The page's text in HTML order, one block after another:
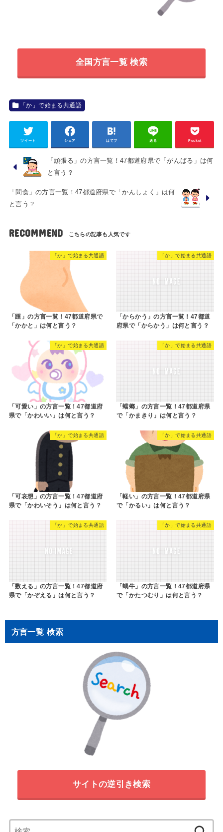
全国方言一覧 検索
「か」で始まる共通語
ツイート シェア はてブ 送る Pocket
「頑張る」の方言一覧！47都道府県で「がんばる」は何
と言う？
「間食」の方言一覧！47都道府県で「かんしょく」は何
と言う？
RECOMMEND
「か」で始まる共通語
「踵」の方言一覧！47都道府県で
「かかと」は何と言う？
「か」で始まる共通語
「からかう」の方言一覧！47都道
府県で「からかう」は何と言う？
「か」で始まる共通語
「可愛い」の方言一覧！47都道府
県で「かわいい」は何と言う？
「か」で始まる共通語
「蟷螂」の方言一覧！47都道府県
で「かまきり」は何と言う？
「か」で始まる共通語
「可哀想」の方言一覧！47都道府
県で「かわいそう」は何と言う？
「か」で始まる共通語
「軽い」の方言一覧！47都道府県
で「かるい」は何と言う？
「か」で始まる共通語
「数える」の方言一覧！47都道府
県で「かぞえる」は何と言う？
「か」で始まる共通語
「蝸牛」の方言一覧！47都道府県
で「かたつむり」は何と言う？
方言一覧 検索
サイトの逆引き検索